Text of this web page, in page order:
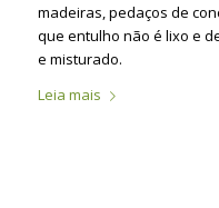
madeiras, pedaços de
que entulho não é lixo e
e misturado.
Leia mais